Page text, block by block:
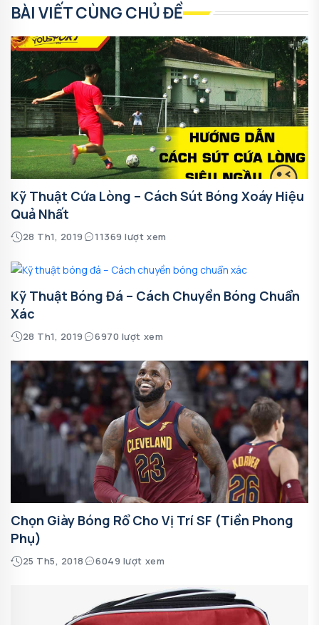
BÀI VIẾT CÙNG CHỦ ĐỀ
Kỹ Thuật Cứa Lòng – Cách Sút Bóng Xoáy Hiệu
Quả Nhất
28 Th1, 2019 11369 lượt xem
Kỹ Thuật Bóng Đá – Cách Chuyền Bóng Chuẩn
Xác
28 Th1, 2019 6970 lượt xem
Chọn Giày Bóng Rổ Cho Vị Trí SF (Tiền Phong
Phụ)
25 Th5, 2018 6049 lượt xem